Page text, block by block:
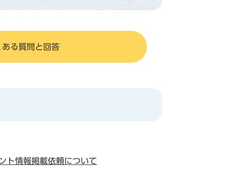
ある質問と回答
ト情報掲載依頼について